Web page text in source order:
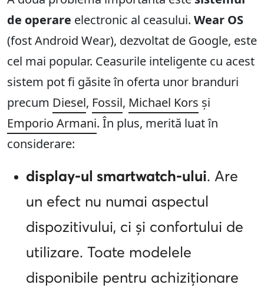
de operare electronic al ceasului. Wear OS
(fost Android Wear), dezvoltat de Google, este
cel mai popular. Ceasurile inteligente cu acest
sistem pot fi găsite în oferta unor branduri
precum Diesel, Fossil, Michael Kors și
Emporio Armani. În plus, merită luat în
considerare:
display-ul smartwatch-ului. Are
un efect nu numai aspectul
dispozitivului, ci și confortului de
utilizare. Toate modelele
disponibile pentru achiziționare